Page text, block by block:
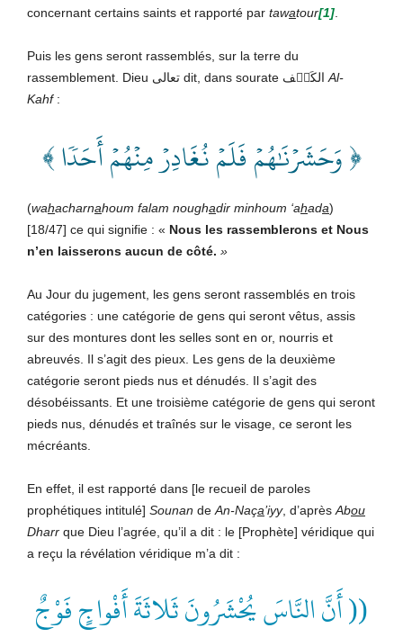
concernant certains saints et rapporté par tawatour[1]
Puis les gens seront rassemblés, sur la terre du
rassemblement. Dieu تعالى
dit, dans sourate الكَهۡف Al-
Kahf:
﴿ وَحَشَرۡنَٰهُمۡ فَلَمۡ نُغَادِرۡ مِنۡهُمۡ أَحَدٗا ﴾
(wahacharnahoum falam noughadir minhoum ‘ahada)
[18/47] ce qui signifie : « Nous les rassemblerons et Nous
n’en laisserons aucun de côté. »
Au Jour du jugement, les gens seront rassemblés en trois
catégories : une catégorie de gens qui seront vêtus, assis
sur des montures dont les selles sont en or, nourris et
abreuvés. Il s’agit des pieux. Les gens de la deuxième
catégorie seront pieds nus et dénudés. Il s’agit des
désobéissants. Et une troisième catégorie de gens qui seront
pieds nus, dénudés et traînés sur le visage, ce seront les
mécréants.
En effet, il est rapporté dans [le recueil de paroles
prophétiques intitulé] Sounan de An-Naça’iyy, d’après Abou
Dharr que Dieu l’agrée, qu’il a dit : le [Prophète] véridique qui
a reçu la révélation véridique m’a dit :
(( أَنَّ النَّاسَ يُحْشَرُونَ ثَلاثَةَ أَفْواجٍ فَوْجٌ